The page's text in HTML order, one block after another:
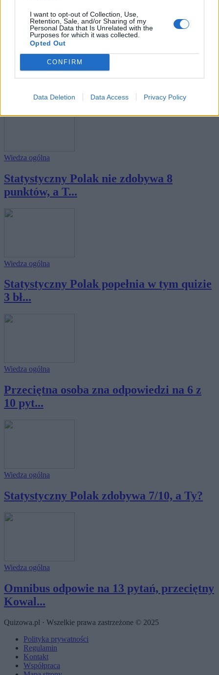
I want to opt-out of Collection, Use,
Retention, Sale, and/or Sharing of my
Personal Data that Is Unrelated with the
Purposes for which it was collected.
Opted Out
CONFIRM
Data Deletion Data Access Privacy Policy
Wiedza ogólna
Czy wiesz więcej niż statystyczny
Wiedza ogólna
Statystyczny Polak nie zdobywa 8
punktów, a T...
Wiedza ogólna
Statystyczny Polak popełnia w tym quizie
3 bł...
Wiedza ogólna
Przeciętna osoba zna odpowiedzi na 6 z
10 pyt...
Wiedza ogólna
Statystyczny Polak zdobywa 7/10, a Ty?
Wiedza ogólna
Omnibus odpowie na 13 pytań, przeciętny
Kowal...
Quizowa.pl · Wszelkie prawa zastrzeżone © 2025
Polityka prywatności
Regulamin
Kontakt
Współpraca